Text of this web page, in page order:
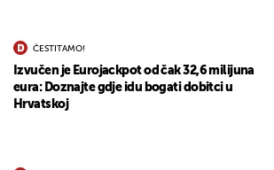
ČESTITAMO!
Izvučen je Eurojackpot od čak 32,6 milijuna
eura: Doznajte gdje idu bogati dobitci u
Hrvatskoj